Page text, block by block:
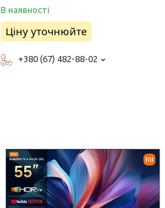
В наявності
Ціну уточнюйте
+380 (67) 482-88-02